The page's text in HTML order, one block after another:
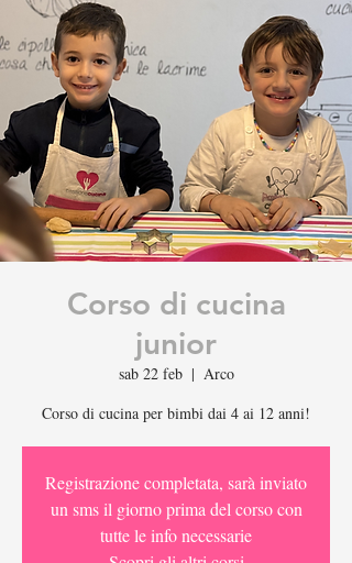
Corso di cucina
junior
sab 22 feb
  |
Arco
Corso di cucina per bimbi dai 4 ai 12 anni!
Registrazione completata, sarà inviato
un sms il giorno prima del corso con
tutte le info necessarie